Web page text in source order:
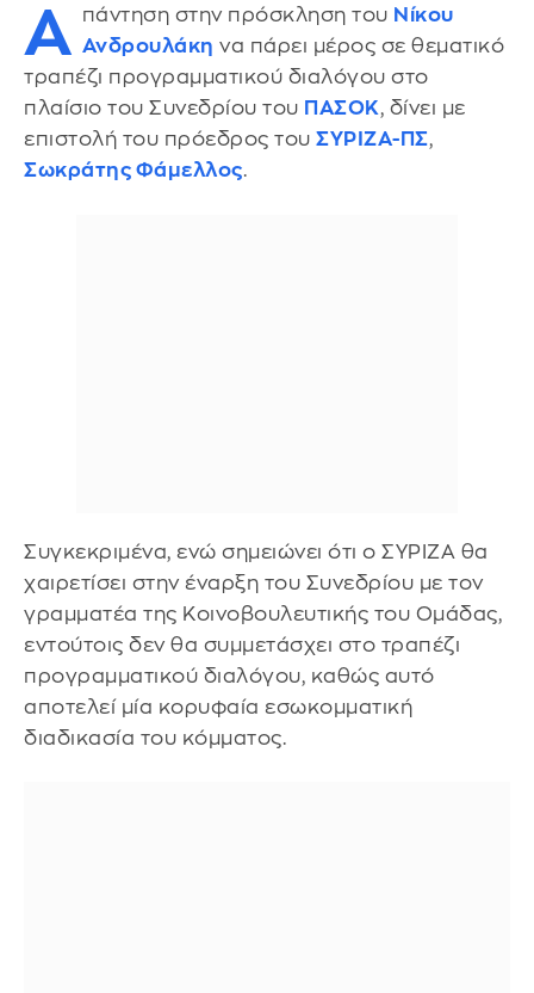
Α πάντηση στην πρόσκληση του Νίκου
Ανδρουλάκη να πάρει μέρος σε θεματικό
τραπέζι προγραμματικού διαλόγου στο
πλαίσιο του Συνεδρίου του ΠΑΣΟΚ, δίνει με
επιστολή του πρόεδρος του ΣΥΡΙΖΑ-ΠΣ,
Σωκράτης Φάμελλος.
Συγκεκριμένα, ενώ σημειώνει ότι ο ΣΥΡΙΖΑ θα
χαιρετίσει στην έναρξη του Συνεδρίου με τον
γραμματέα της Κοινοβουλευτικής του Ομάδας,
εντούτοις δεν θα συμμετάσχει στο τραπέζι
προγραμματικού διαλόγου, καθώς αυτό
αποτελεί μία κορυφαία εσωκομματική
διαδικασία του κόμματος.